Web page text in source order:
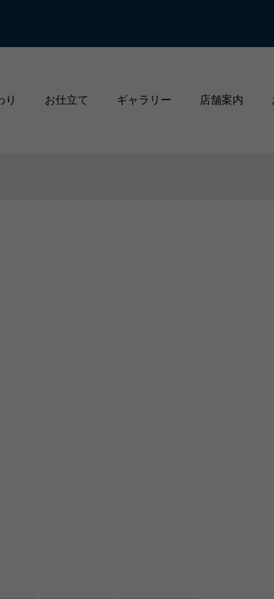
り お仕立て ギャラリー 店舗案内